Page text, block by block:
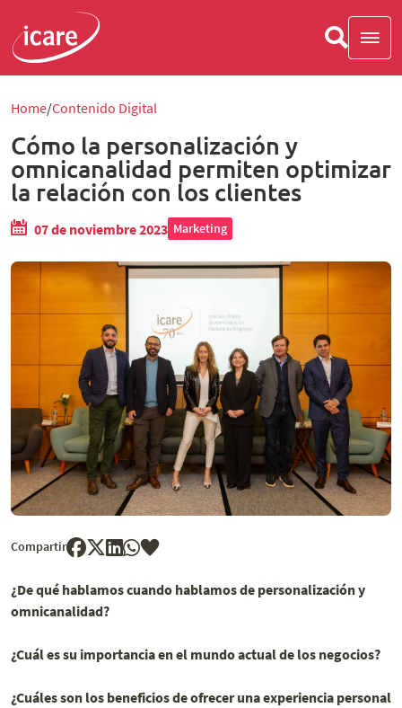
Home Contenido Digital
Cómo la personalización y
omnicanalidad permiten optimizar
la relación con los clientes
07 de noviembre 2023 Marketing
Compartir
¿De qué hablamos cuando hablamos de personalización y
omnicanalidad?
¿Cuál es su importancia en el mundo actual de los negocios?
¿Cuáles son los beneficios de ofrecer una experiencia personal